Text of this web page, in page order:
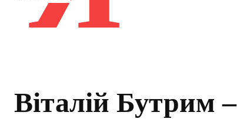
Віталій Бутрим –